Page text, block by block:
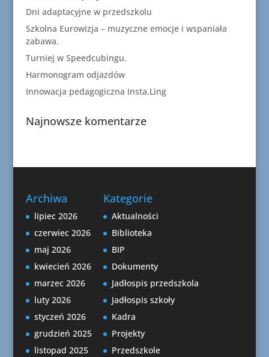
Dni adaptacyjne w przedszkolu
Szkolna Eurowizja – muzyczne emocje i wspaniała
zabawa.
Turniej w Speedcubingu.
Harmonogram odjazdów
Innowacja pedagogiczna Insta.Ling
Najnowsze komentarze
Archiwa
lipiec 2026
czerwiec 2026
maj 2026
kwiecień 2026
marzec 2026
luty 2026
styczeń 2026
grudzień 2025
listopad 2025
Kategorie
Aktualności
Biblioteka
BIP
Dokumenty
Jadłospis przedszkola
Jadłospis szkoły
Kadra
Projekty
Przedszkole